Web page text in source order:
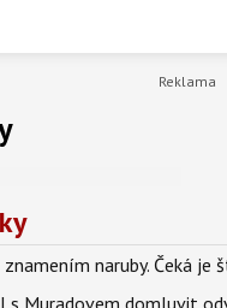
naruby. Čeká
s Muradovem domluvit